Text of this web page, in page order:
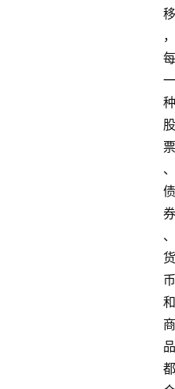
移
，
每
一
种
股
票
、
债
券
、
货
币
和
商
品
都